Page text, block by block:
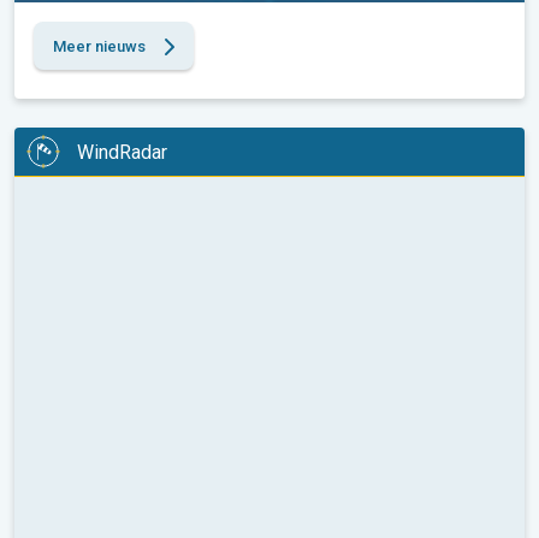
Meer nieuws
WindRadar